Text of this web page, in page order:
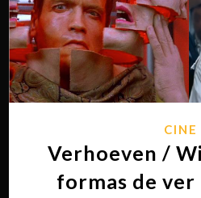
CINE
Verhoeven /
formas de ver